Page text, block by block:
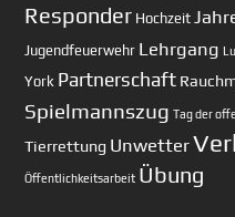
Responder Hochzeit
Jugendfeuerwehr Lehrgang
York Partnerschaft
Spielmannszug Tag der
Tierrettung Unwetter
Öffentlichkeitsarbeit Übung